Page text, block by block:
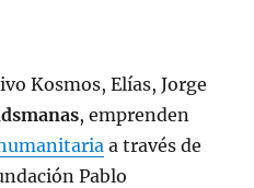
Kosmos, Elías, Jorge
, emprenden
a través de
Pablo